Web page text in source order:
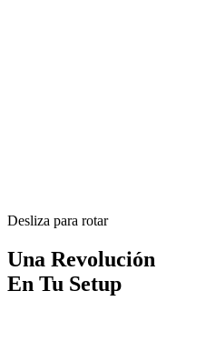
Desliza para rotar
Una Revolución
En Tu Setup